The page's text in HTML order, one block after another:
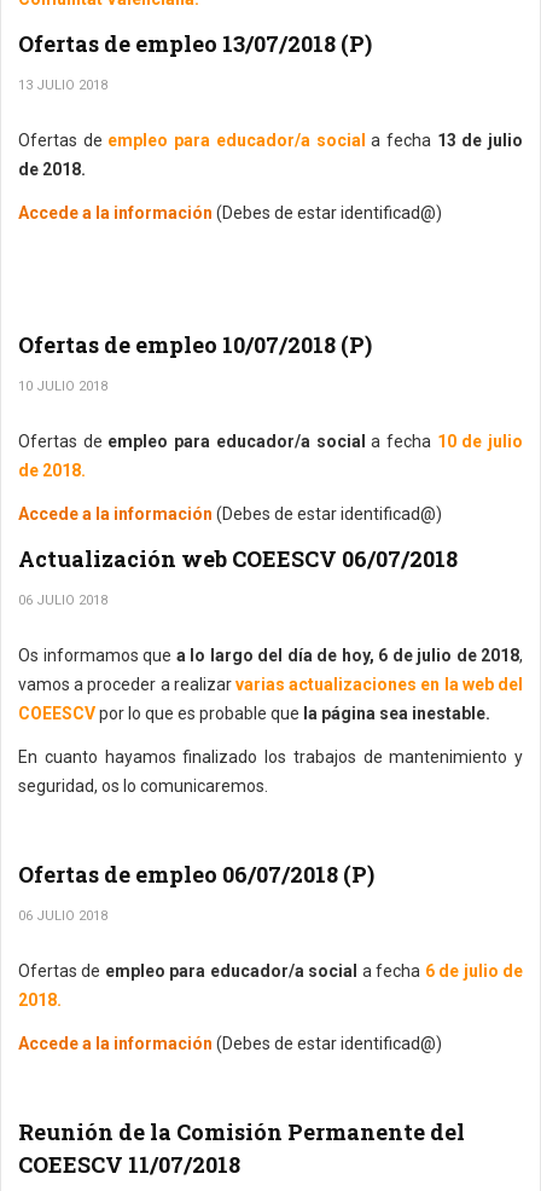
Ofertas de empleo 13/07/2018 (P)
13 JULIO 2018
Ofertas de empleo para educador/a social a fecha 13 de julio
de 2018.
Accede a la información (Debes de estar identificad@)
Ofertas de empleo 10/07/2018 (P)
10 JULIO 2018
Ofertas de empleo para educador/a sociala fecha 10 de julio
de 2018.
Accede a la información (Debes de estar identificad@)
Actualización web COEESCV 06/07/2018
06 JULIO 2018
Os informamos que a lo largo del día de hoy, 6 de julio de 2018,
vamos a proceder a realizarvarias actualizaciones en la web del
COEESCVpor lo que es probable que la página sea inestable.
En cuanto hayamos finalizado los trabajos de mantenimiento y
seguridad, os lo comunicaremos.
Ofertas de empleo 06/07/2018 (P)
06 JULIO 2018
Ofertas de empleo para educador/a social a fecha 6 de julio de
2018.
Accede a la información (Debes de estar identificad@)
Reunión de la Comisión Permanente del
COEESCV 11/07/2018